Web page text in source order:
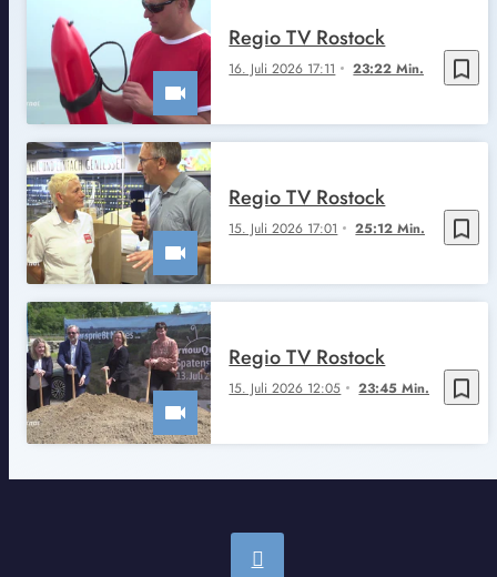
bookmark_border
16. Juli 2026 17:11 23:22 Min.
Regio TV Rostock
bookmark_border
15. Juli 2026 17:01 25:12 Min.
Regio TV Rostock
bookmark_border
15. Juli 2026 12:05 23:45 Min.
Regio TV Rostock